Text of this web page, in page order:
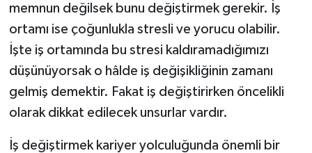
memnun değilsek bunu değiştirmek gerekir. İş
ortamı ise çoğunlukla stresli ve yorucu olabilir.
İşte iş ortamında bu stresi kaldıramadığımızı
düşünüyorsak o hâlde iş değişikliğinin zamanı
gelmiş demektir. Fakat iş değiştirirken öncelikli
olarak dikkat edilecek unsurlar vardır.
İş değiştirmek kariyer yolculuğunda önemli bir